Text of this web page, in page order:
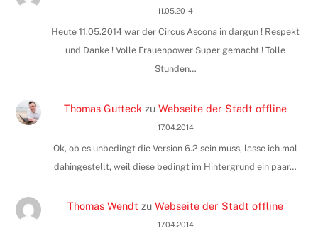
11.05.2014
Heute 11.05.2014 war der Circus Ascona in dargun ! Respekt
und Danke ! Volle Frauenpower Super gemacht ! Tolle
Stunden…
Thomas Gutteck zuWebseite der Stadt offline
17.04.2014
Ok, ob es unbedingt die Version 6.2 sein muss, lasse ich mal
dahingestellt, weil diese bedingt im Hintergrund ein paar…
Thomas Wendt zuWebseite der Stadt offline
17.04.2014